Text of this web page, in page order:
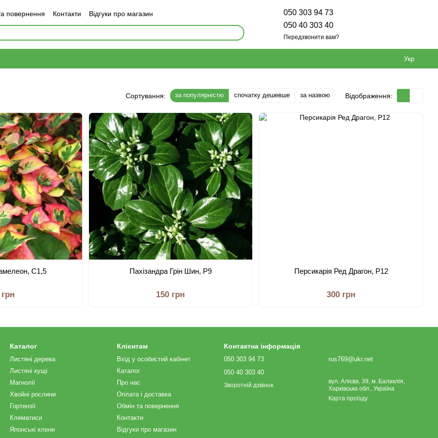
повернення Контакти Відгуки про магазин
050 303 94 73
050 40 303 40
Передзвонити вам?
Укр
Сортування: за популярністю спочатку дешевше за назвою Відображення:
С1,5 Пахізандра Грін Шин, Р9
150 грн
Персикарія Ред Драгон, Р12
300 грн
Каталог
Листяні дерева
Листяні кущі
Магнолії
Хвойні рослини
Гортензії
Клематиси
Японські клени
Клієнтам
Вхід у особистий кабінет
Каталог
Про нас
Оплата і доставка
Обмін та повернення
Контакти
Відгуки про магазин
Контактна інформація
050 303 94 73
050 40 303 40
Зворотній дзвінок
rus769@ukr.net
вул. Алієва, 39, м. Балаклія,
Харківська обл., Україна
Карта проїзду